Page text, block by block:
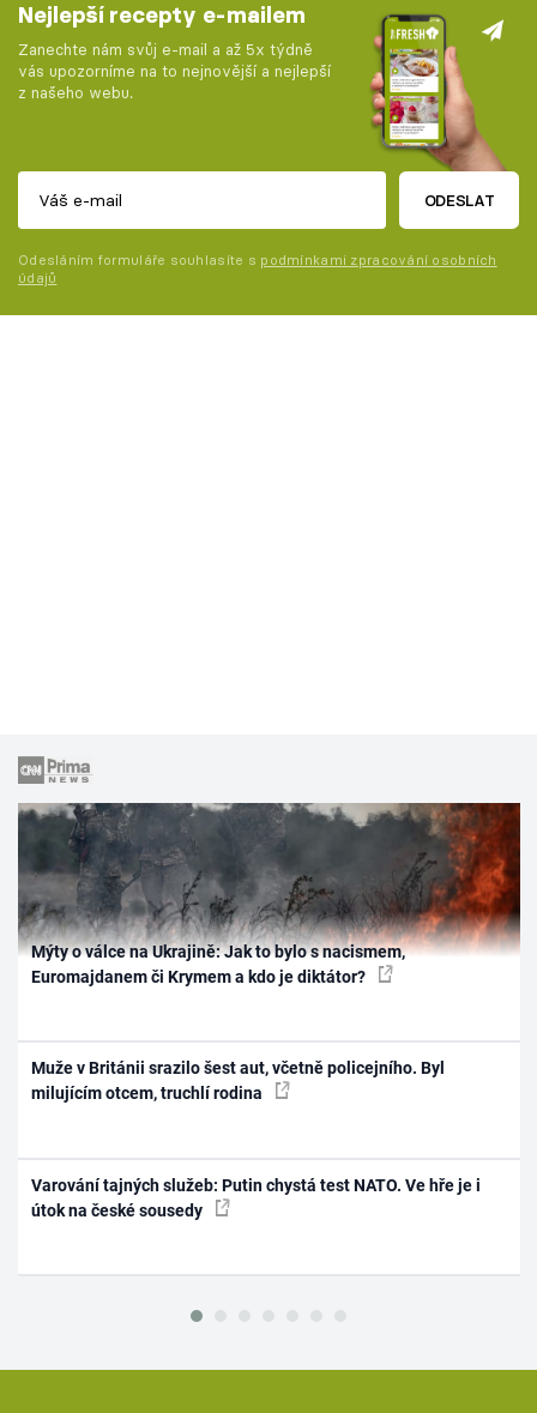
Nejlepší recepty e-mailem
Zanechte nám svůj e-mail a až 5x týdně
vás upozorníme na to nejnovější a nejlepší
z našeho webu.
ODESLAT
Odesláním formuláře souhlasíte s podmínkami zpracování osobních
údajů
Mýty o válce na Ukrajině: Jak to bylo s nacismem,
Euromajdanem či Krymem a kdo je diktátor?
Muže v Británii srazilo šest aut, včetně policejního. Byl
milujícím otcem, truchlí rodina
Varování tajných služeb: Putin chystá test NATO. Ve hře je i
útok na české sousedy